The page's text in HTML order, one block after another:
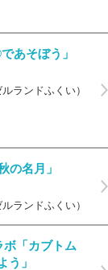
あそぼう」
ランドふくい）
の名月」
ランドふくい）
ボ「カブトム
う」